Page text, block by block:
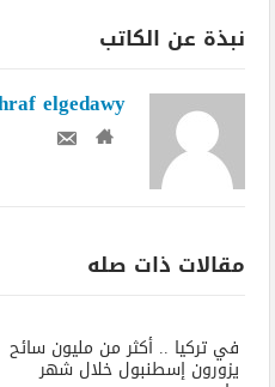
نبذة عن الكاتب
elgedawy
مقالات ذات صله
في تركيا .. أكثر من مليون سائح
يزورون إسطنبول خلال شهر